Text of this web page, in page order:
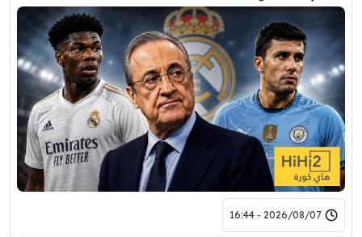
2026/08/07 - 16:44